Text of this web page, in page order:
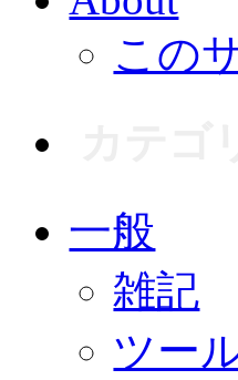
この
一般
雑記
ツー